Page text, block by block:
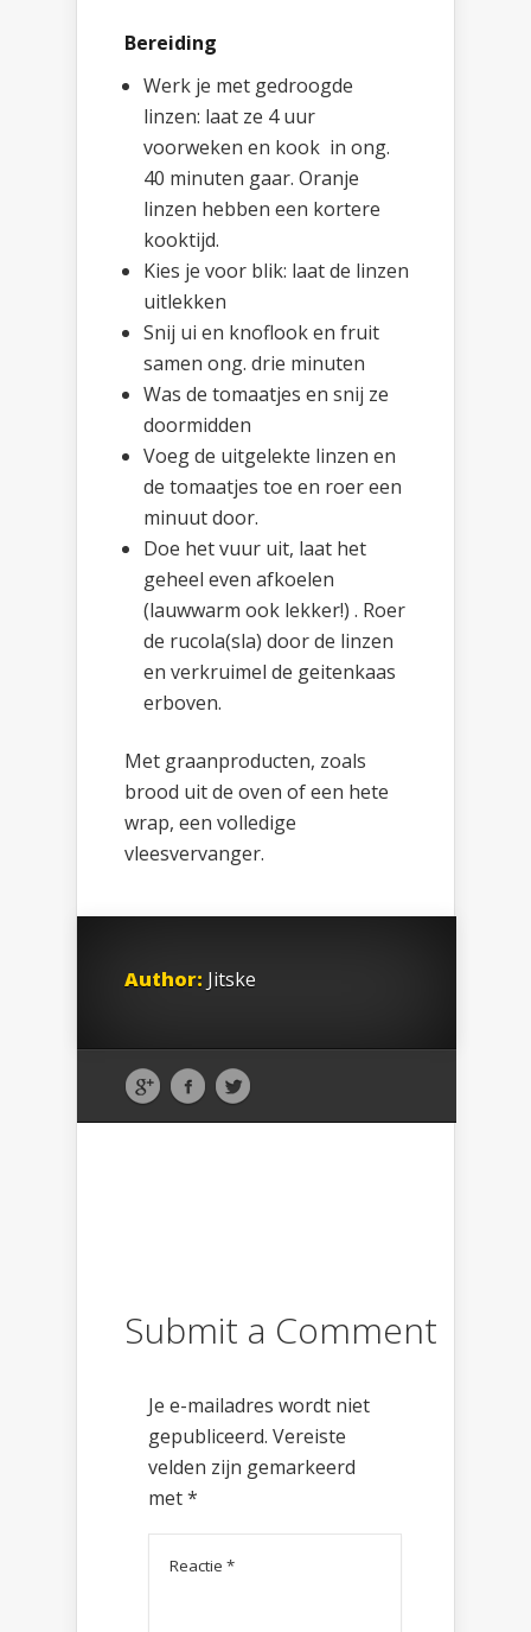
Bereiding
Werk je met gedroogde
linzen: laat ze 4 uur
voorweken en kook in ong.
40 minuten gaar. Oranje
linzen hebben een kortere
kooktijd.
Kies je voor blik: laat de linzen
uitlekken
Snij ui en knoflook en fruit
samen ong. drie minuten
Was de tomaatjes en snij ze
doormidden
Voeg de uitgelekte linzen en
de tomaatjes toe en roer een
minuut door.
Doe het vuur uit, laat het
geheel even afkoelen
(lauwwarm ook lekker!) . Roer
de rucola(sla) door de linzen
en verkruimel de geitenkaas
erboven.
Met graanproducten, zoals
brood uit de oven of een hete
wrap, een volledige
vleesvervanger.
Author: Jitske
Submit a Comment
Je e-mailadres wordt niet
gepubliceerd. Vereiste
velden zijn gemarkeerd
met*